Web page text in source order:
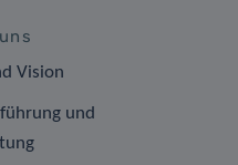
Vision
und